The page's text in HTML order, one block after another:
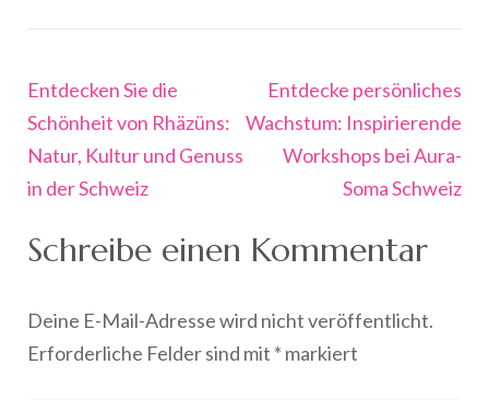
Beitragsnavigation
Entdecken Sie die
Schönheit von Rhäzüns:
Natur, Kultur und Genuss
in der Schweiz
Entdecke persönliches
Wachstum: Inspirierende
Workshops bei Aura-
Soma Schweiz
Schreibe einen Kommentar
Deine E-Mail-Adresse wird nicht veröffentlicht.
Erforderliche Felder sind mit * markiert